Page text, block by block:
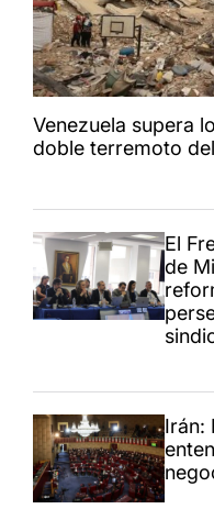
Venezuela supera
doble terremoto
El
de
Irán: